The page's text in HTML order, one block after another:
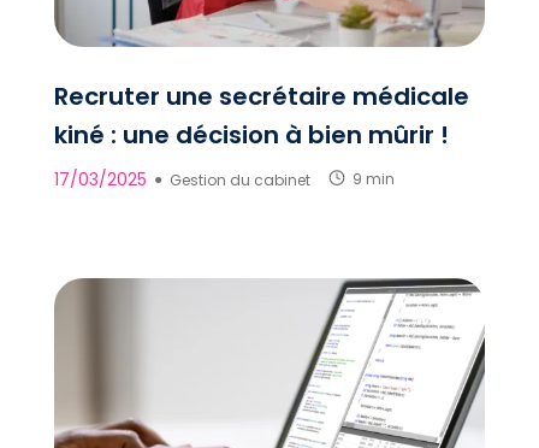
Recruter une secrétaire médicale
kiné : une décision à bien mûrir !
17/03/2025 ● Gestion du cabinet 9 min